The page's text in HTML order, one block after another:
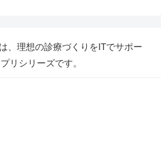
、理想の診療づくりをITでサポー
リシリーズです。